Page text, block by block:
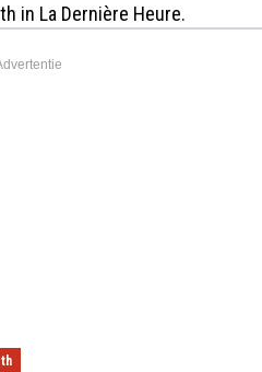
in La Dernière Heure.